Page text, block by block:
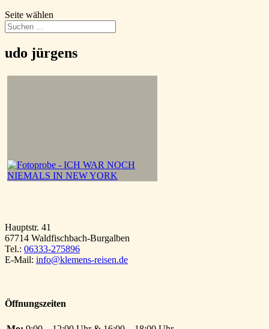
Seite wählen
udo jürgens
Hauptstr. 41
67714 Waldfischbach-Burgalben
Tel.: 06333-275896
E-Mail: info@klemens-reisen.de
Öffnungszeiten